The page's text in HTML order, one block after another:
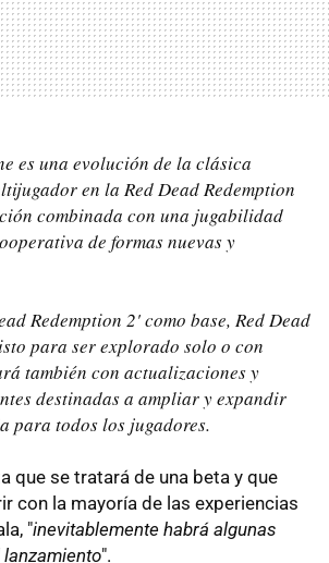
es una evolución de la clásica
en la Red Dead Redemption
combinada con una jugabilidad
de formas nuevas y
Redemption 2' como base, Red Dead
para ser explorado solo o con
también con actualizaciones y
destinadas a ampliar y expandir
para todos los jugadores.
que se tratará de una beta y que
con la mayoría de las experiencias
"inevitablemente habrá algunas
".